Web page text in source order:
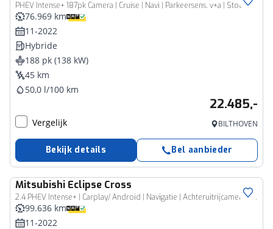
PHEV Intense+ 187pk Camera | Cruise | Navi | Parkeersens. v+a | Stoelverw.
76.969 km
11-2022
Hybride
188 pk (138 kW)
45 km
50,0 l/100 km
22.485,-
Vergelijk BILTHOVEN
Bekijk details Bel aanbieder
Mitsubishi Eclipse Cross
2.4 PHEV Intense+ | Carplay/ Android | Navigatie | Achteruitrijcamera + sensoren | FABRIEKSGARANTIE TOT 11-2030!
99.636 km
11-2022